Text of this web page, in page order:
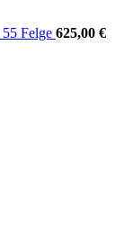
Felge 625,00 €